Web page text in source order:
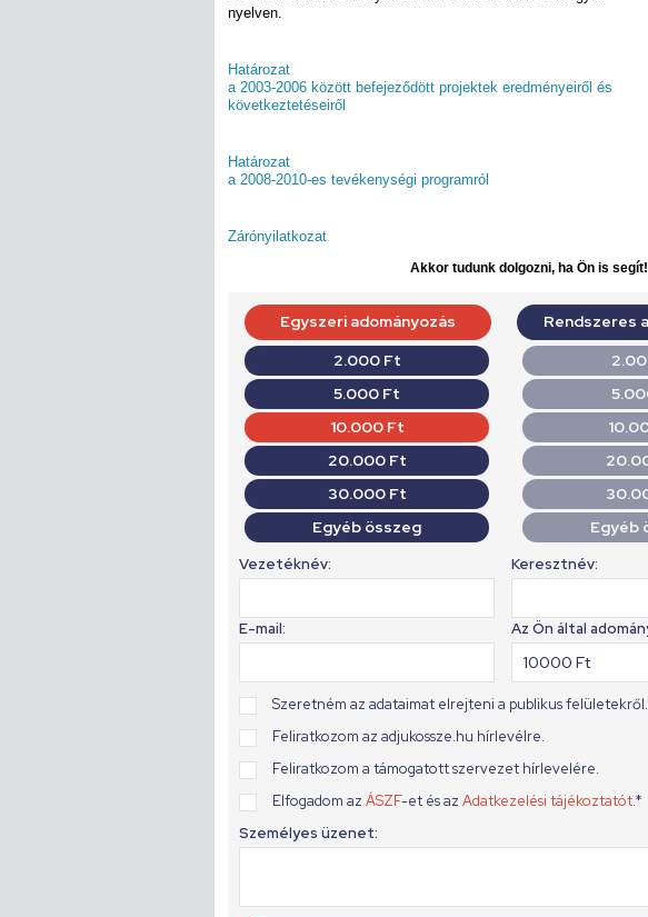
nyelven.
Határozat
a 2003-2006 között befejeződött projektek eredményeiről és
következtetéseiről
Határozat
a 2008-2010-es tevékenységi programról
Zárónyilatkozat
Akkor tudunk dolgozni, ha Ön is segít!